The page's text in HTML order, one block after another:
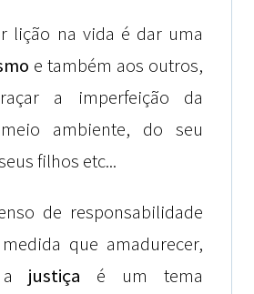
na vida é dar uma
e também aos outros,
a imperfeição da
ambiente, do seu
filhos etc...
de responsabilidade
que amadurecer,
a justiça é um tema